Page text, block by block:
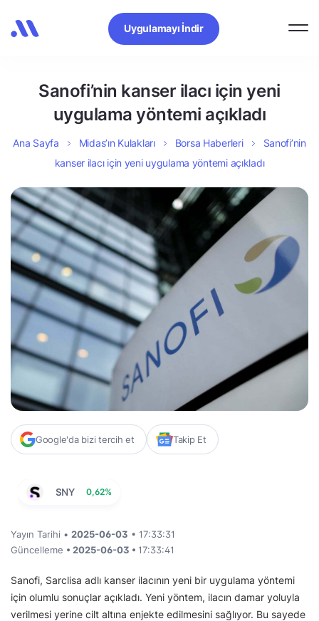
Uygulamayı İndir
Sanofi’nin kanser ilacı için yeni
uygulama yöntemi açıkladı
Ana Sayfa Midas’ın Kulakları Borsa Haberleri
Sanofi’nin
kanser ilacı için yeni uygulama yöntemi açıkladı
Google'da bizi tercih et Takip Et
SNY 0,62%
Yayın Tarihi • 2025-06-03 • 17:33:31
Güncelleme • 2025-06-03 • 17:33:41
Sanofi, Sarclisa adlı kanser ilacının yeni bir uygulama yöntemi
için olumlu sonuçlar açıkladı. Yeni yöntem, ilacın damar yoluyla
verilmesi yerine cilt altına enjekte edilmesini sağlıyor. Bu sayede